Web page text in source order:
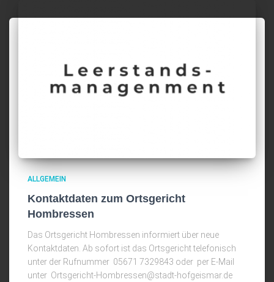
ALLGEMEIN
Kontaktdaten zum Ortsgericht
Hombressen
Das Ortsgericht Hombressen informiert über neue
Kontaktdaten. Ab sofort ist das Ortsgericht telefonisch
unter der Rufnummer 05671 7329843 oder per E-Mail
unter Ortsgericht-Hombressen@stadt-hofgeismar.de